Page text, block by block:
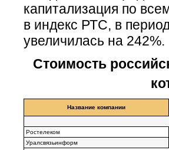
капитализация по
в индекс РТС, в
увеличилась на 242%.
Стоимость
Название компании
Ростелеком
Уралсвязьинформ